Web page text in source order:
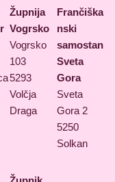
Župnija
Vogrsko
Vogrsko
103
5293
Volčja
Draga
Frančiška
nski
samostan
Sveta
Gora
Sveta
Gora 2
5250
Solkan